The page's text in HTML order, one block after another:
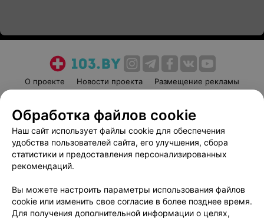
О проекте Новости проекта
Размещение рекламы
Пользовательское соглашение
Способы оплаты
Вакансии
Партнеры
Написать руководителю 103.by
Обработка персональных данных
Обработка файлов cookie
Наш сайт использует файлы cookie для обеспечения
удобства пользователей сайта, его улучшения, сбора
статистики и предоставления персонализированных
рекомендаций.
Вы можете настроить параметры использования файлов
cookie или изменить свое согласие в более позднее время.
Для получения дополнительной информации о целях,